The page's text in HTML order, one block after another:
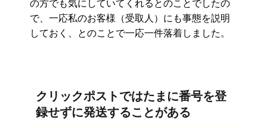
の方でも気にしていてくれるとのことでしたの
で、一応私のお客様（受取人）にも事態を説明
しておく、とのことで一応一件落着しました。
クリックポストではたまに番号を登
録せずに発送することがある